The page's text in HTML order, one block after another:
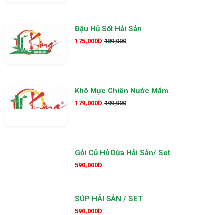
Đậu Hủ Sốt Hải Sản
175,000Đ 189,000
Khô Mực Chiên Nước Mắm
179,000Đ 199,000
Gỏi Củ Hủ Dừa Hải Sản/ Set
590,000Đ